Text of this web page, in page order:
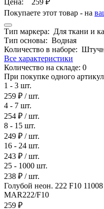
Покупаете этот товар - на
Тип маркера: Для ткани и
Тип основы: Водная
Количество в наборе:
Все характеристики
Количество на складе: 0
При покупке одного
1 - 3 шт.
259 ₽ / шт.
4 - 7 шт.
254 ₽ / шт.
8 - 15 шт.
249 ₽ / шт.
16 - 24 шт.
243 ₽ / шт.
25 - 1000 шт.
238 ₽ / шт.
Голубой неон. 222 F10 11008
MAR222/F10
259 ₽